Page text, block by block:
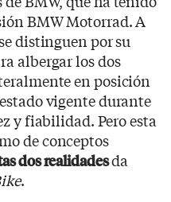
BMW Motorrad. A
distinguen por su
albergar los dos
en posición
vigente durante
y fiabilidad. Pero esta
de conceptos
dos realidadesda
.